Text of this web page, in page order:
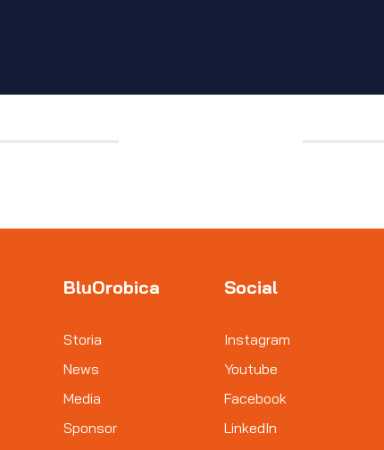
BluOrobica
Storia
News
Media
Sponsor
Social
Instagram
Youtube
Facebook
LinkedIn